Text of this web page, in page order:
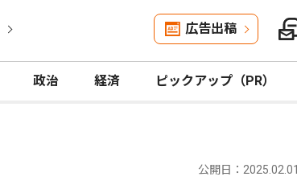
広告出稿
政治 経済 ピックアップ（PR）
公開日：2025.02.01